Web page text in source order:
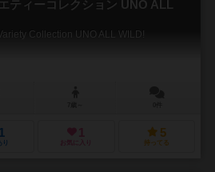
ティーコレクション UNO ALL
Collection UNO ALL WILD!
1 1
お気に入り
5
持ってる